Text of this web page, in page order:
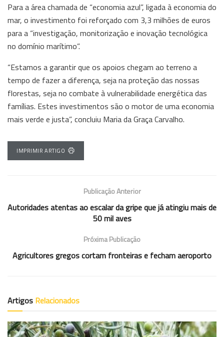
Para a área chamada de “economia azul”, ligada à economia do
mar, o investimento foi reforçado com 3,3 milhões de euros
para a “investigação, monitorização e inovação tecnológica
no domínio marítimo”.
“Estamos a garantir que os apoios chegam ao terreno a
tempo de fazer a diferença, seja na proteção das nossas
florestas, seja no combate à vulnerabilidade energética das
famílias. Estes investimentos são o motor de uma economia
mais verde e justa”, concluiu Maria da Graça Carvalho.
IMPRIMIR ARTIGO
Publicação Anterior
Autoridades atentas ao escalar da gripe que já atingiu mais de
50 mil aves
Próxima Publicação
Agricultores gregos cortam fronteiras e fecham aeroporto
Artigos Relacionados